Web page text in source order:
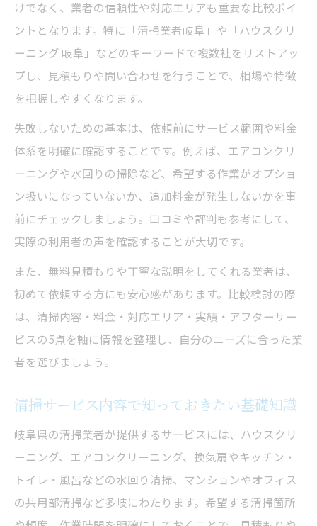
清掃業者利用前に確認したい対応範囲
プロの清掃で安全な環境を手に入れる方法
信頼できる清掃業者の見極め方とは
清掃業者の信頼性を判断するチェックリス
ト
実績や清掃事例で業者の質を確認しよう
清掃スタッフの資格や研修状況の重要性
料金体系が明確な清掃業者を選ぶコツ
口コミや口コミサイトで清掃業者を比較
清掃サービス比較で抑えたい料金体系
複数の清掃業者を比較する具体的な手順
エアコンクリーニング岐阜安い業者の探し
清掃業者依頼前に見積もりを比較する利点
ハウスクリーニングで暮らしを豊かに
清掃で叶える快適な住まいの秘訣とは
ハウスクリーニング岐阜の利用メリット解
説
けでなく、業者の信頼性や対応エリアも重要な比較ポイ
ントとなります。特に「清掃業者岐阜」や「ハウスクリ
ーニング 岐阜」などのキーワードで複数社をリストアッ
プし、見積もりや問い合わせを行うことで、相場や特徴
を把握しやすくなります。
失敗しないための基本は、依頼前にサービス範囲や料金
体系を明確に確認することです。例えば、エアコンクリ
ーニングや水回りの掃除など、希望する作業がオプショ
ン扱いになっていないか、追加料金が発生しないかを事
前にチェックしましょう。口コミや評判も参考にして、
実際の利用者の声を確認することが大切です。
また、無料見積もりや丁寧な説明をしてくれる業者は、
初めて依頼する方にも安心感があります。比較検討の際
は、清掃内容・料金・対応エリア・実績・アフターサー
ビスの5点を軸に情報を整理し、自分のニーズに合った業
者を選びましょう。
清掃サービス内容で知っておきたい基礎知識
岐阜県の清掃業者が提供するサービスには、ハウスクリ
ーニング、エアコンクリーニング、換気扇やキッチン・
トイレ・風呂などの水回り清掃、マンションやオフィス
の共用部清掃など多岐にわたります。希望する清掃箇所